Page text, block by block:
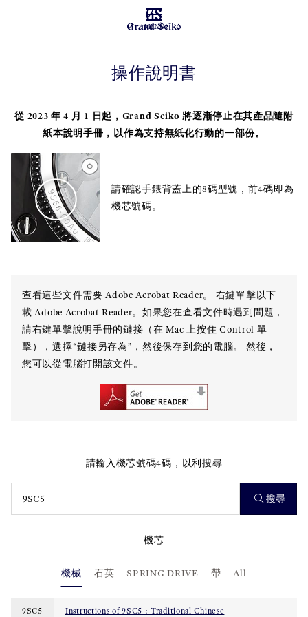
MENU
操作說明書
從 2023 年 4 月 1 日起，Grand Seiko 將逐漸停止在其產品隨附
紙本說明手冊，以作為支持無紙化行動的一部份。
請確認手錶背蓋上的8碼型號，前4碼即為
機芯號碼。
查看這些文件需要 Adobe Acrobat Reader。 右鍵單擊以下
載 Adobe Acrobat Reader。如果您在查看文件時遇到問題，
請右鍵單擊說明手冊的鏈接（在 Mac 上按住 Control 單
擊），選擇“鏈接另存為”，然後保存到您的電腦。 然後，
您可以從電腦打開該文件。
請輸入機芯號碼4碼，以利搜尋
搜尋
機芯
機械 石英 SPRING DRIVE 帶 All
9SC5 Instructions of 9SC5 : Traditional Chinese